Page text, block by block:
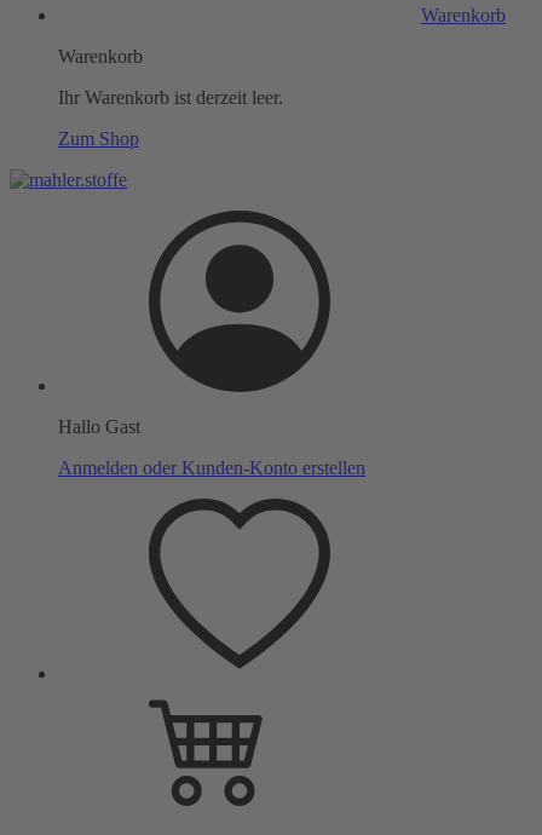
Warenkorb
Warenkorb
Ihr Warenkorb ist derzeit leer.
Zum Shop
Hallo Gast
Anmelden oder Kunden-Konto erstellen